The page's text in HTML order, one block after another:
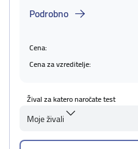
Podrobno
Cena:
Cena za vzreditelje:
Žival za katero naročate test
Moje živali